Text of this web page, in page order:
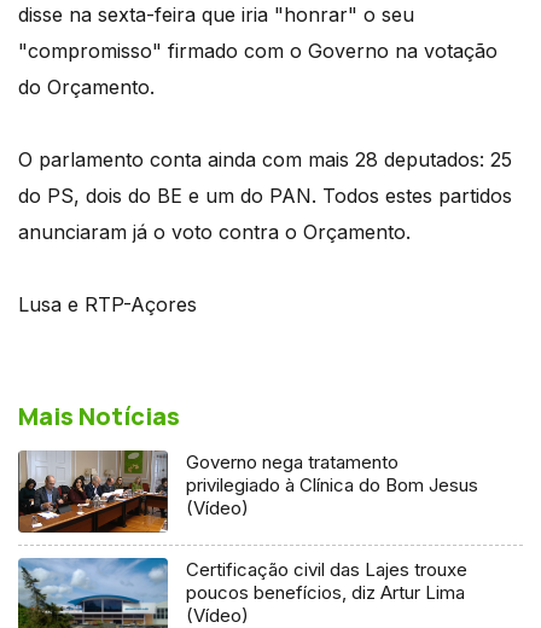
disse na sexta-feira que iria "honrar" o seu
"compromisso" firmado com o Governo na votação
do Orçamento.
O parlamento conta ainda com mais 28 deputados: 25
do PS, dois do BE e um do PAN. Todos estes partidos
anunciaram já o voto contra o Orçamento.
Lusa e RTP-Açores
Mais Notícias
Governo nega tratamento
privilegiado à Clínica do Bom Jesus
(Vídeo)
Certificação civil das Lajes trouxe
poucos benefícios, diz Artur Lima
(Vídeo)